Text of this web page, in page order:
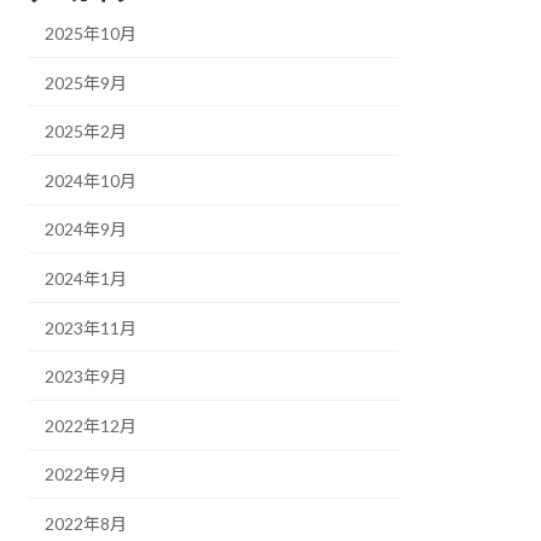
2025年10月
2025年9月
2025年2月
2024年10月
2024年9月
2024年1月
2023年11月
2023年9月
2022年12月
2022年9月
2022年8月